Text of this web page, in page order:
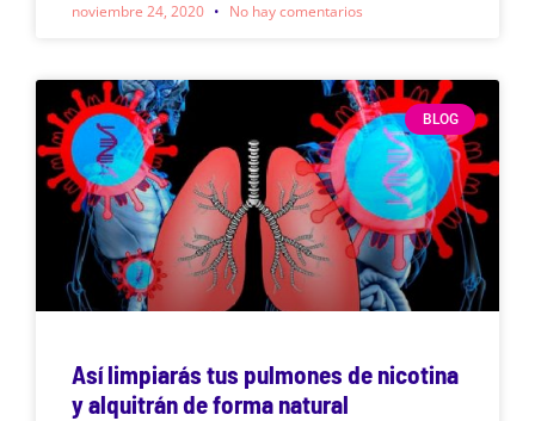
noviembre 24, 2020 No hay comentarios
BLOG
Así limpiarás tus pulmones de nicotina
y alquitrán de forma natural